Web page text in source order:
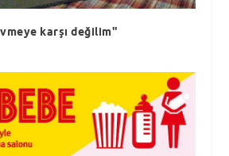
karşı değilim"